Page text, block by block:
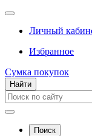
Личный
Избранное
Сумка покупок
Найти
Поиск